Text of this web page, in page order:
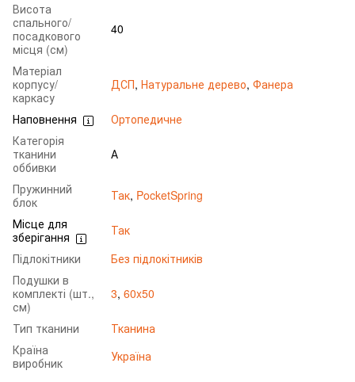
Висота
спального/
посадкового
місця (см)
40
Матеріал
корпусу/
каркасу
ДСП, Натуральне дерево, Фанера
Наповнення
Ортопедичне
Категорія
тканини
оббивки
А
Пружинний
блок
Так, PocketSpring
Місце для
зберігання
Так
Підлокітники
Без підлокітників
Подушки в
комплекті (шт.,
см)
3, 60x50
Тип тканини
Тканина
Країна
виробник
Україна